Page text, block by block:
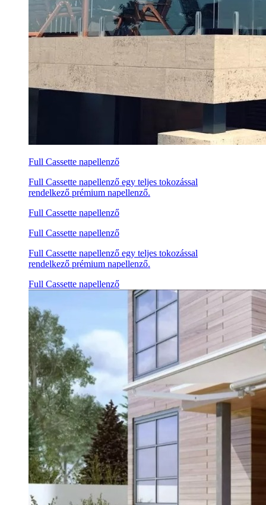
Full Cassette napellenző
Full Cassette napellenző egy teljes tokozással
rendelkező prémium napellenző.
Full Cassette napellenző
Full Cassette napellenző
Full Cassette napellenző egy teljes tokozással
rendelkező prémium napellenző.
Full Cassette napellenző